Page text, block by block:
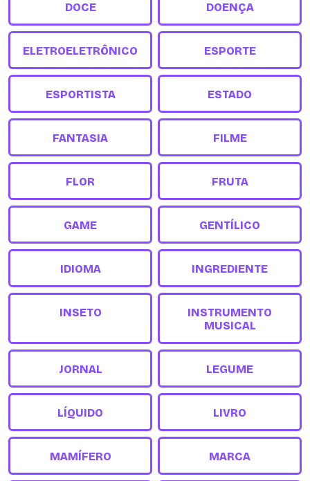
DOCE DOENÇA
ELETROELETRÔNICO ESPORTE
ESPORTISTA ESTADO
FANTASIA FILME
FLOR FRUTA
GAME GENTÍLICO
IDIOMA INGREDIENTE
INSETO
INSTRUMENTO
MUSICAL
JORNAL LEGUME
LÍQUIDO LIVRO
MAMÍFERO MARCA